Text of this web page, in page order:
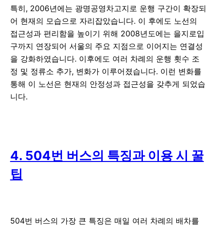
특히, 2006년에는 광명공영차고지로 운행 구간이 확장되
어 현재의 모습으로 자리잡았습니다. 이 후에도 노선의
접근성과 편리함을 높이기 위해 2008년도에는 을지로입
구까지 연장되어 서울의 주요 지점으로 이어지는 연결성
을 강화하였습니다. 이후에도 여러 차례의 운행 횟수 조
정 및 정류소 추가, 변화가 이루어졌습니다. 이런 변화를
통해 이 노선은 현재의 안정성과 접근성을 갖추게 되었습
니다.
4. 504번 버스의 특징과 이용 시 꿀
팁
504번 버스의 가장 큰 특징은 매일 여러 차례의 배차를